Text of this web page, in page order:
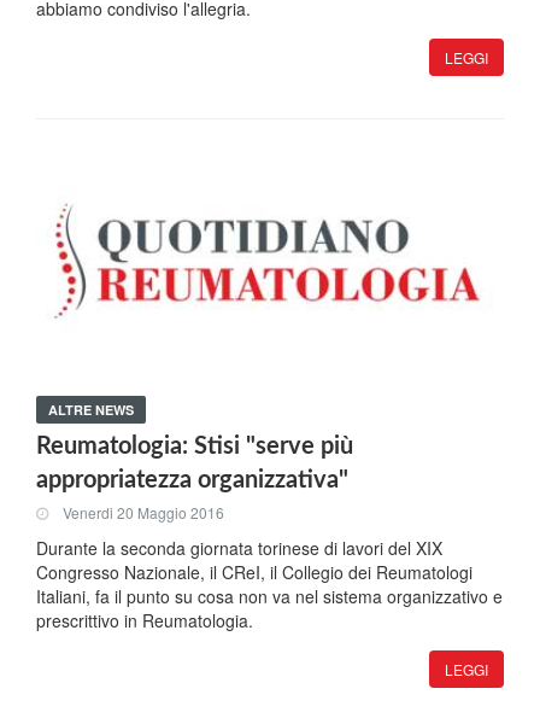
abbiamo condiviso l'allegria.
LEGGI
ALTRE NEWS
Reumatologia: Stisi "serve più
appropriatezza organizzativa"
Venerdi 20 Maggio 2016
Durante la seconda giornata torinese di lavori del XIX
Congresso Nazionale, il CReI, il Collegio dei Reumatologi
Italiani, fa il punto su cosa non va nel sistema organizzativo e
prescrittivo in Reumatologia.
LEGGI